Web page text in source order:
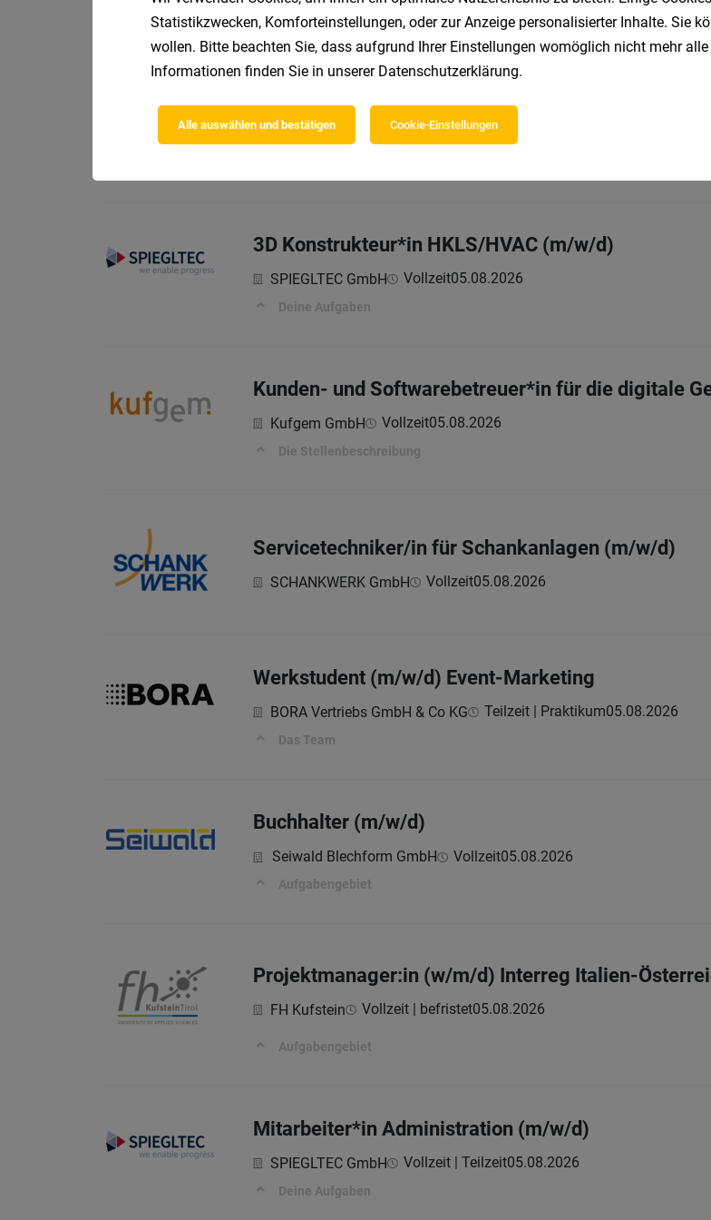
Das Team
Trainer:in für Lehrabschluss
CATRO Personalberatung und Media GmbH
3D Konstrukteur*in HKLS/HVAC (m/w/d)
SPIEGLTEC GmbH Vollzeit05.08.2026
Deine Aufgaben
Kunden- und Softwarebetreuer*in für die digitale
Kufgem GmbH Vollzeit05.08.2026
Die Stellenbeschreibung
Servicetechniker/in für Schankanlagen (m/w/d)
SCHANKWERK GmbH Vollzeit05.08.2026
Werkstudent (m/w/d) Event-Marketing
BORA Vertriebs GmbH & Co KG Teilzeit | Praktikum05.08.2026
Das Team
Buchhalter (m/w/d)
Seiwald Blechform GmbH Vollzeit05.08.2026
Aufgabengebiet
Projektmanager:in (w/m/d) Interreg Italien-
FH Kufstein Vollzeit | befristet05.08.2026
Aufgabengebiet
Mitarbeiter*in Administration (m/w/d)
SPIEGLTEC GmbH Vollzeit | Teilzeit05.08.2026
Deine Aufgaben
Statistikzwecken, Komforteinstellungen, oder zur Anzeige personalisierter Inhalte. Sie
wollen. Bitte beachten Sie, dass aufgrund Ihrer Einstellungen womöglich nicht mehr
Informationen finden Sie in unserer Datenschutzerklärung.
Alle auswählen und bestätigen Cookie-Einstellungen